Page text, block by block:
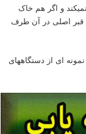
و اگر هم خاک
قبر اصلی در آن طرف
ای از دستگاههای